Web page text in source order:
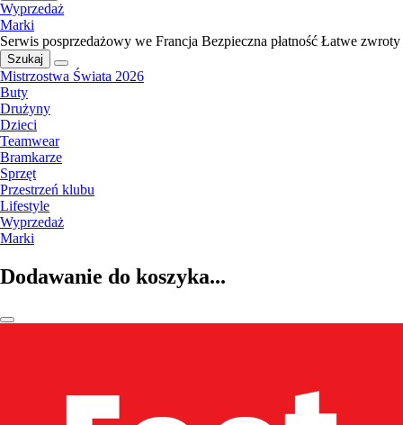
Wyprzedaż
Marki
Serwis posprzedażowy we Francja Bezpieczna płatność Łatwe zwroty
Szukaj
Mistrzostwa Świata 2026
Buty
Drużyny
Dzieci
Teamwear
Bramkarze
Sprzęt
Przestrzeń klubu
Lifestyle
Wyprzedaż
Marki
Dodawanie do koszyka...